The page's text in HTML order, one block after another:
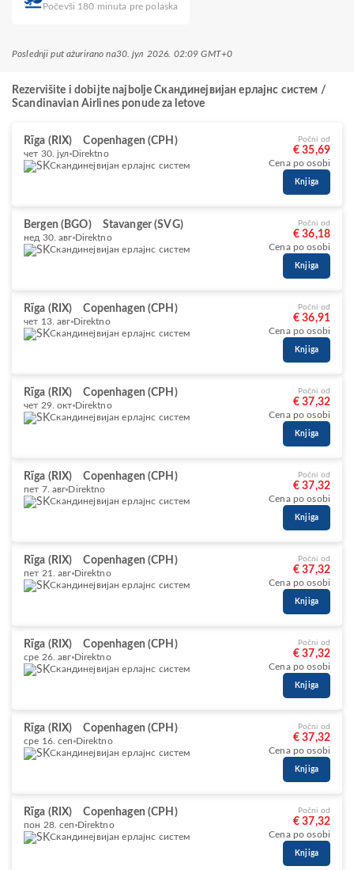
Počevši 180 minuta pre polaska
Poslednji put ažurirano na30. јул 2026. 02:09 GMT+0
Rezervišite i dobijte najbolje Скандинејвијан ерлајнс систем /
Scandinavian Airlines ponude za letove
Rīga (RIX) Copenhagen (CPH)
чет 30. јул Direktno
Скандинејвијан ерлајнс систем
Počni od
€ 35,69
Cena po osobi
Knjiga
Bergen (BGO) Stavanger (SVG)
нед 30. авг Direktno
Скандинејвијан ерлајнс систем
Počni od
€ 36,18
Cena po osobi
Knjiga
Rīga (RIX) Copenhagen (CPH)
чет 13. авг Direktno
Скандинејвијан ерлајнс систем
Počni od
€ 36,91
Cena po osobi
Knjiga
Rīga (RIX) Copenhagen (CPH)
чет 29. окт Direktno
Скандинејвијан ерлајнс систем
Počni od
€ 37,32
Cena po osobi
Knjiga
Rīga (RIX) Copenhagen (CPH)
пет 7. авг Direktno
Скандинејвијан ерлајнс систем
Počni od
€ 37,32
Cena po osobi
Knjiga
Rīga (RIX) Copenhagen (CPH)
пет 21. авг Direktno
Скандинејвијан ерлајнс систем
Počni od
€ 37,32
Cena po osobi
Knjiga
Rīga (RIX) Copenhagen (CPH)
сре 26. авг Direktno
Скандинејвијан ерлајнс систем
Počni od
€ 37,32
Cena po osobi
Knjiga
Rīga (RIX) Copenhagen (CPH)
сре 16. сеп Direktno
Скандинејвијан ерлајнс систем
Počni od
€ 37,32
Cena po osobi
Knjiga
Rīga (RIX) Copenhagen (CPH)
пон 28. сеп Direktno
Скандинејвијан ерлајнс систем
Počni od
€ 37,32
Cena po osobi
Knjiga